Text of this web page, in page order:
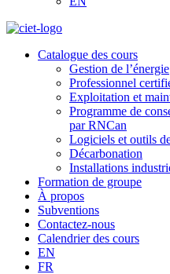
Catalogue des cours
Gestion de l’énergie
Professionnel
Exploitation et
Programme de
par RNCan
Logiciels et outils
Décarbonation
Installations
Formation de groupe
À propos
Subventions
Contactez-nous
Calendrier des cours
EN
FR